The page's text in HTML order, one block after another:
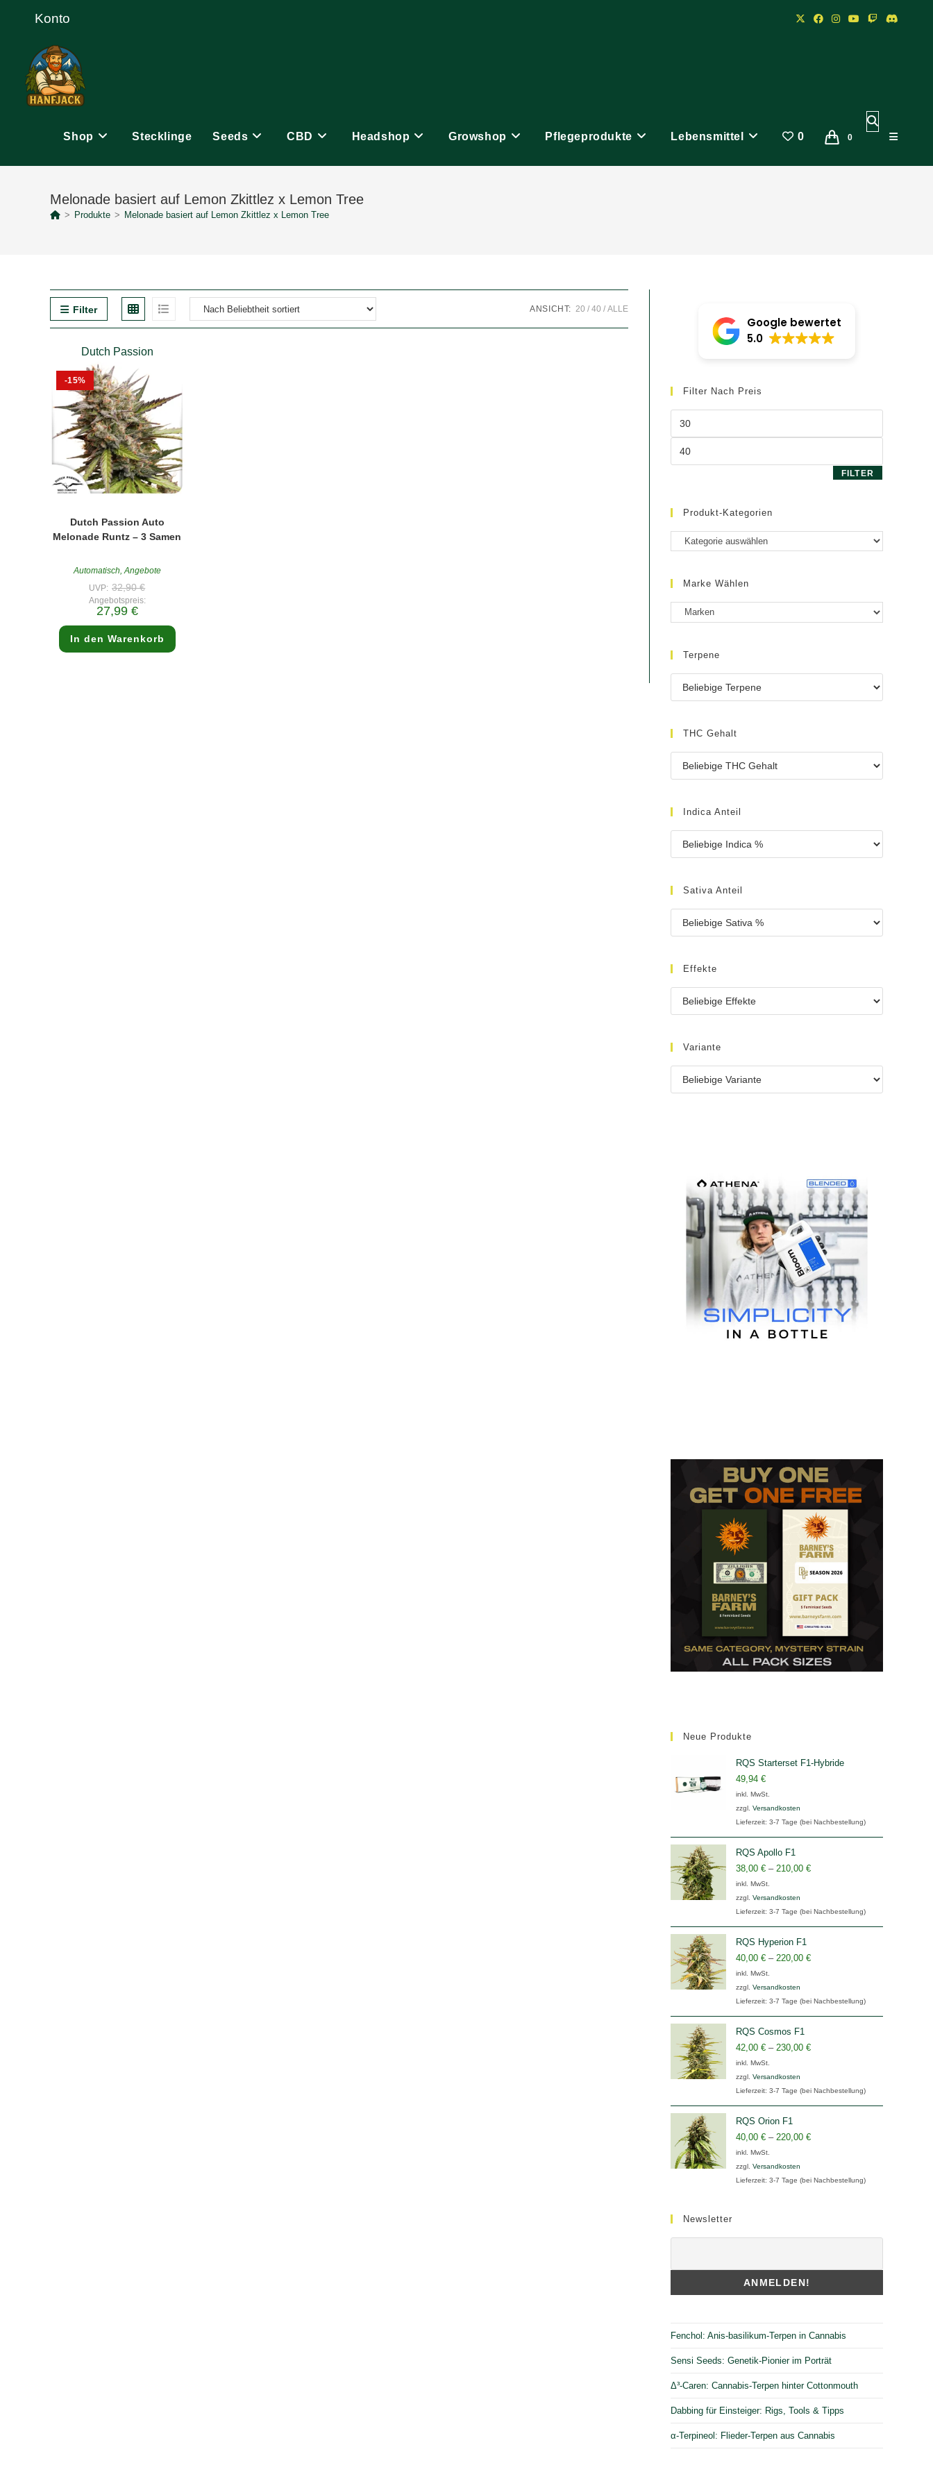
Konto
Shop Stecklinge Seeds CBD Headshop Growshop Pflegeprodukte Lebensmittel 0 0
Website-
Suche
Melonade basiert auf Lemon Zkittlez x Lemon Tree
> Produkte > Melonade basiert auf Lemon Zkittlez x Lemon Tree
Filter ANSICHT: 20 40 ALLE
Dutch Passion
-15%
Dutch Passion Auto
Melonade Runtz – 3 Samen
Automatisch Angebote
UVP: 32,90€
war:
Angebotspreis:
27,99 €Aktueller
Preis
ist:
27,99 €.
In den Warenkorb
Google bewertet
5.0
Filter Nach Preis
FILTER
Produkt-Kategorien
Marke Wählen
Terpene
THC Gehalt
Indica Anteil
Sativa Anteil
Effekte
Variante
Neue Produkte
RQS Starterset F1-Hybride
49,94 €
inkl. MwSt.
zzgl. Versandkosten
Lieferzeit: 3-7 Tage (bei Nachbestellung)
RQS Apollo F1
38,00 € – 210,00 €
inkl. MwSt.
zzgl. Versandkosten
Lieferzeit: 3-7 Tage (bei Nachbestellung)
RQS Hyperion F1
40,00 € – 220,00 €
inkl. MwSt.
zzgl. Versandkosten
Lieferzeit: 3-7 Tage (bei Nachbestellung)
RQS Cosmos F1
42,00 € – 230,00 €
inkl. MwSt.
zzgl. Versandkosten
Lieferzeit: 3-7 Tage (bei Nachbestellung)
RQS Orion F1
40,00 € – 220,00 €
inkl. MwSt.
zzgl. Versandkosten
Lieferzeit: 3-7 Tage (bei Nachbestellung)
Newsletter
Fenchol: Anis-basilikum-Terpen in Cannabis
Sensi Seeds: Genetik-Pionier im Porträt
Δ³-Caren: Cannabis-Terpen hinter Cottonmouth
Dabbing für Einsteiger: Rigs, Tools & Tipps
α-Terpineol: Flieder-Terpen aus Cannabis